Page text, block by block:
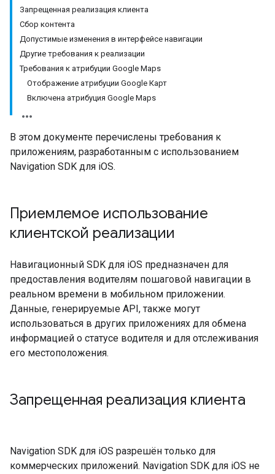
Запрещенная реализация клиента
Сбор контента
Допустимые изменения в интерфейсе навигации
Другие требования к реализации
Требования к атрибуции Google Maps
Отображение атрибуции Google Карт
Включена атрибуция Google Maps
В этом документе перечислены требования к
приложениям, разработанным с использованием
Navigation SDK для iOS.
Приемлемое использование
клиентской реализации
Навигационный SDK для iOS предназначен для
предоставления водителям пошаговой навигации в
реальном времени в мобильном приложении.
Данные, генерируемые API, также могут
использоваться в других приложениях для обмена
информацией о статусе водителя и для отслеживания
его местоположения.
Запрещенная реализация клиента
Navigation SDK для iOS разрешён только для
коммерческих приложений. Navigation SDK для iOS не